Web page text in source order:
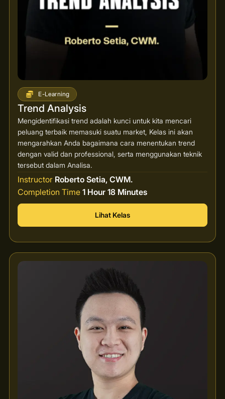
E-Learning
Trend Analysis
Mengidentifikasi trend adalah kunci untuk kita mencari
peluang terbaik memasuki suatu market, Kelas ini akan
mengarahkan Anda bagaimana cara menentukan trend
dengan valid dan professional, serta menggunakan teknik
tersebut dalam Analisa.
Instructor Roberto Setia, CWM.
Completion Time 1 Hour 18 Minutes
Lihat Kelas